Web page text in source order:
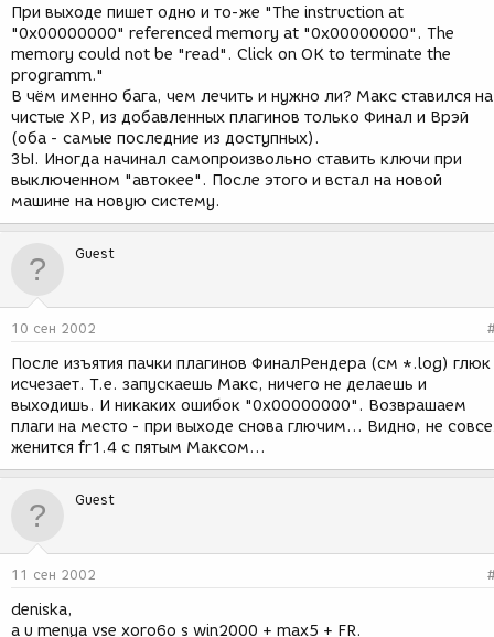
н
и
я
При выходе пишет одно и то-же "The instruction at
"0x00000000" referenced memory at "0x00000000". The
memory could not be "read". Click on OK to terminate the
programm."
В чём именно бага, чем лечить и нужно ли? Макс ставился на
чистые ХР, из добавленных плагинов только Финал и Врэй
(оба - самые последние из доступных).
ЗЫ. Иногда начинал самопроизвольно ставить ключи при
выключенном "автокее". После этого и встал на новой
машине на новую систему.
Guest
10 сен 2002
После изъятия пачки плагинов ФиналРендера (см *.log) глюк
исчезает. Т.е. запускаешь Макс, ничего не делаешь и
выходишь. И никаких ошибок "0x00000000". Возврашаем
плаги на место - при выходе снова глючим... Видно, не
женится fr1.4 с пятым Максом...
Guest
11 сен 2002
deniska,
a u menya vse xoro6o s win2000 + max5 + FR.